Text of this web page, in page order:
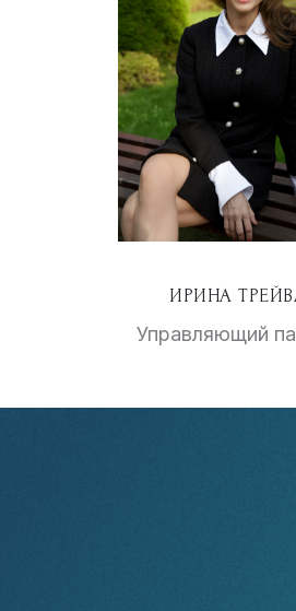
ИРИНА
Управляющий